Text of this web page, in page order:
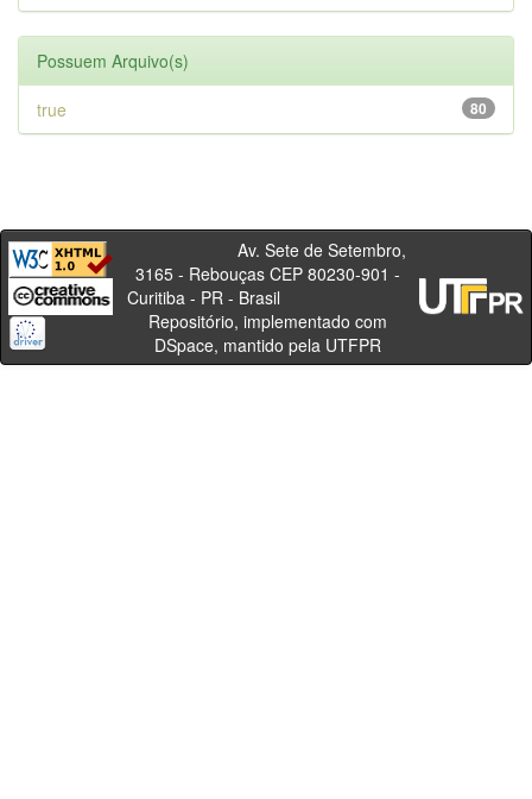
Possuem Arquivo(s)
80
true
Av. Sete de Setembro,
3165 - Rebouças CEP 80230-901 -
Curitiba - PR - Brasil
Repositório, implementado com
DSpace, mantido pela UTFPR